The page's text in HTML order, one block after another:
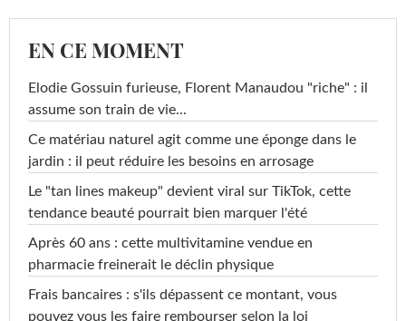
EN CE MOMENT
Elodie Gossuin furieuse, Florent Manaudou "riche" : il
assume son train de vie...
Ce matériau naturel agit comme une éponge dans le
jardin : il peut réduire les besoins en arrosage
Le "tan lines makeup" devient viral sur TikTok, cette
tendance beauté pourrait bien marquer l'été
Après 60 ans : cette multivitamine vendue en
pharmacie freinerait le déclin physique
Frais bancaires : s'ils dépassent ce montant, vous
pouvez vous les faire rembourser selon la loi